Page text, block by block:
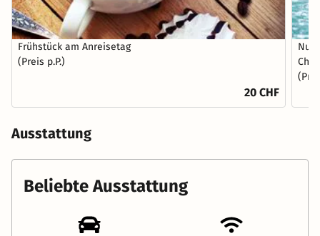
Frühstück am Anreisetag
(Preis p.P.)
20 CHF
Ausstattung
Beliebte Ausstattung